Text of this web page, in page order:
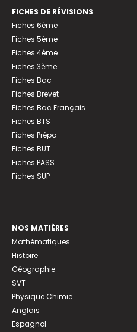
FICHES DE RÉVISIONS
Fiches 6ème
Fiches 5ème
Fiches 4ème
Fiches 3ème
Fiches Bac
Fiches Brevet
Fiches Bac Français
Fiches BTS
Fiches Prépa
Fiches BUT
Fiches PASS
Fiches SUP
NOS MATIÈRES
Mathématiques
Histoire
Géographie
SVT
Physique Chimie
Anglais
Espagnol